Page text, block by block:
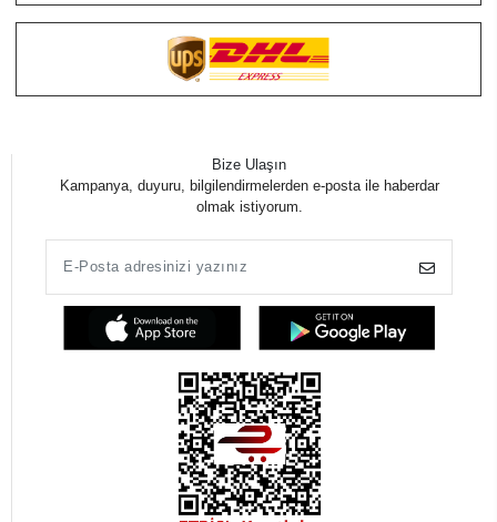
Bize Ulaşın
Kampanya, duyuru, bilgilendirmelerden e-posta ile haberdar
olmak istiyorum.